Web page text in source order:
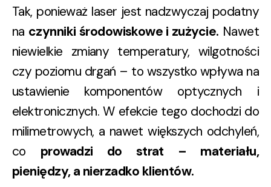
Tak, ponieważ laser jest nadzwyczaj podatny
na czynniki środowiskowe i zużycie. Nawet
niewielkie zmiany temperatury, wilgotności
czy poziomu drgań – to wszystko wpływa na
ustawienie komponentów optycznych i
elektronicznych. W efekcie tego dochodzi do
milimetrowych, a nawet większych odchyleń,
co prowadzi do strat – materiału,
pieniędzy, a nierzadko klientów.